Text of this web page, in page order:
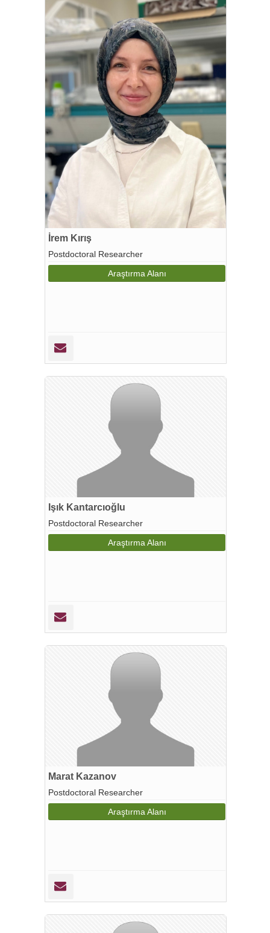
İrem Kırış
Postdoctoral Researcher
Araştırma Alanı
Işık Kantarcıoğlu
Postdoctoral Researcher
Araştırma Alanı
Marat Kazanov
Postdoctoral Researcher
Araştırma Alanı